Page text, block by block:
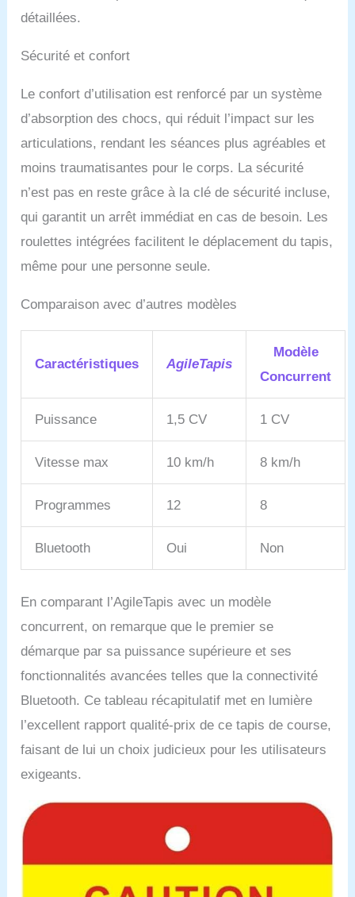
détaillées.
Sécurité et confort
Le confort d’utilisation est renforcé par un système
d’absorption des chocs, qui réduit l’impact sur les
articulations, rendant les séances plus agréables et
moins traumatisantes pour le corps. La sécurité
n’est pas en reste grâce à la clé de sécurité incluse,
qui garantit un arrêt immédiat en cas de besoin. Les
roulettes intégrées facilitent le déplacement du tapis,
même pour une personne seule.
Comparaison avec d’autres modèles
Caractéristiques AgileTapis
Modèle
Concurrent
Puissance 1,5 CV 1 CV
Vitesse max 10 km/h 8 km/h
Programmes 12 8
Bluetooth Oui Non
En comparant l’AgileTapis avec un modèle
concurrent, on remarque que le premier se
démarque par sa puissance supérieure et ses
fonctionnalités avancées telles que la connectivité
Bluetooth. Ce tableau récapitulatif met en lumière
l’excellent rapport qualité-prix de ce tapis de course,
faisant de lui un choix judicieux pour les utilisateurs
exigeants.